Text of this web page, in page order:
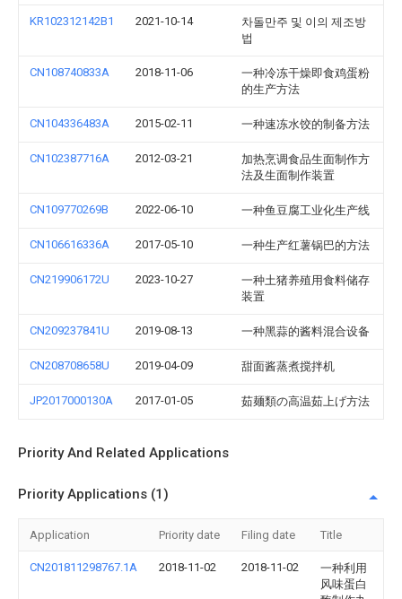
KR102312142B1 2021-10-14
차돌만주 및 이의 제조방
법
CN108740833A 2018-11-06
一种冷冻干燥即食鸡蛋粉
的生产方法
CN104336483A 2015-02-11 一种速冻水饺的制备方法
CN102387716A 2012-03-21
加热烹调食品生面制作方
法及生面制作装置
CN109770269B 2022-06-10 一种鱼豆腐工业化生产线
CN106616336A 2017-05-10 一种生产红薯锅巴的方法
CN219906172U 2023-10-27
一种土猪养殖用食料储存
装置
CN209237841U 2019-08-13 一种黑蒜的酱料混合设备
CN208708658U 2019-04-09 甜面酱蒸煮搅拌机
JP2017000130A 2017-01-05 茹麺類の高温茹上げ方法
Priority And Related Applications
Priority Applications (1)
Application Priority date Filing date Title
CN201811298767.1A 2018-11-02 2018-11-02
一种利用
风味蛋白